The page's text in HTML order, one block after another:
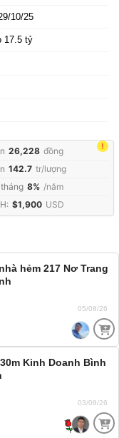
10/25
17.5 tỷ
!
26,228 đồng
142.7 tr/lượng
8% /năm
$1,900 USD
hẻm 217 Nơ Trang
05/08/26
Kinh Doanh Bình
03/08/26